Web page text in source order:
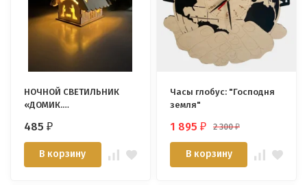
НОЧНОЙ СВЕТИЛЬНИК
«ДОМИК.
история»
485₽
В корзину
Часы глобус: "Господня
земля"
1 895₽ 2 300₽
В корзину